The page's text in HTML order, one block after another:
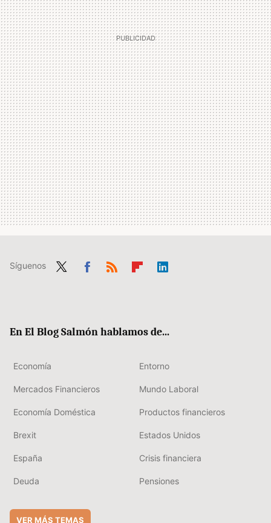
Síguenos
En El Blog Salmón hablamos de...
Economía Entorno
Mercados Financieros Mundo Laboral
Economía Doméstica Productos financieros
Brexit Estados Unidos
España Crisis financiera
Deuda Pensiones
VER MÁS TEMAS